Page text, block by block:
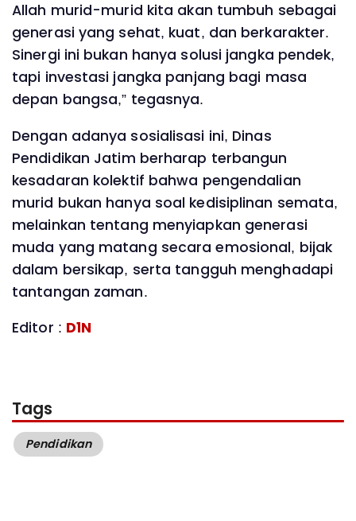
Allah murid-murid kita akan tumbuh sebagai
generasi yang sehat, kuat, dan berkarakter.
Sinergi ini bukan hanya solusi jangka pendek,
tapi investasi jangka panjang bagi masa
depan bangsa,” tegasnya.
Dengan adanya sosialisasi ini, Dinas
Pendidikan Jatim berharap terbangun
kesadaran kolektif bahwa pengendalian
murid bukan hanya soal kedisiplinan semata,
melainkan tentang menyiapkan generasi
muda yang matang secara emosional, bijak
dalam bersikap, serta tangguh menghadapi
tantangan zaman.
Editor : D1N
Tags
Pendidikan